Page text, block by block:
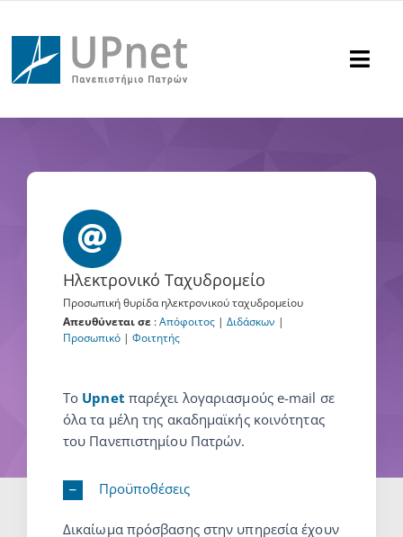
στο
περιεχόμενο
Ανακοινώσεις
Επικοινωνία
Αναζήτηση
Ηλεκτρονικό Ταχυδρομείο
Προσωπική θυρίδα ηλεκτρονικού ταχυδρομείου
Απευθύνεται σε :Απόφοιτος| Διδάσκων |
Προσωπικό| Φοιτητής
Το Upnet παρέχει λογαριασμούς e-mail σε
όλα τα μέλη της ακαδημαϊκής κοινότητας
του Πανεπιστημίου Πατρών.
Προϋποθέσεις
Δικαίωμα πρόσβασης στην υπηρεσία έχουν